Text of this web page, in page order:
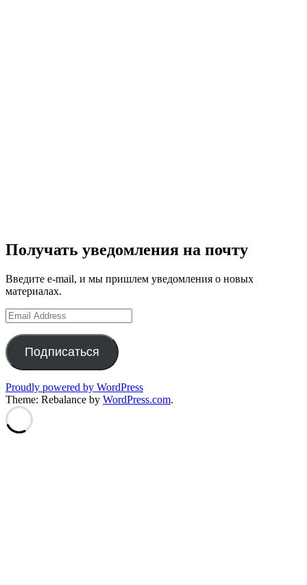
Получать уведомления на почту
Введите e-mail, и мы пришлем уведомления о новых
материалах.
Email
Address
Подписаться
Proudly powered by WordPress
Theme: Rebalance by WordPress.com.